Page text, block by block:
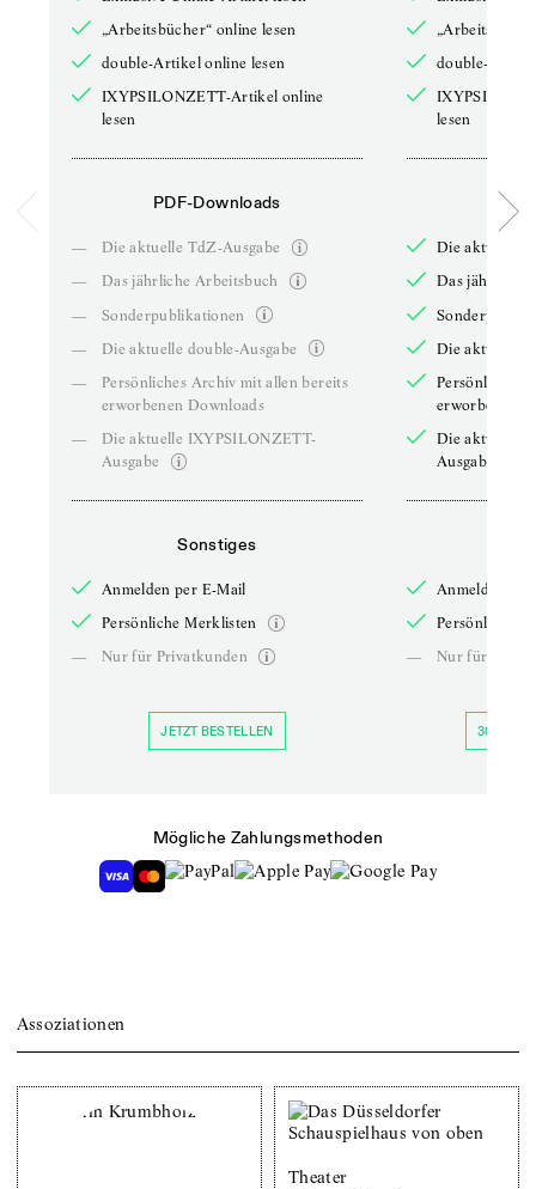
„Arbeitsbücher“ online lesen
double-Artikel online lesen
IXYPSILONZETT-Artikel online
lesen
PDF-Downloads
—
Die aktuelle TdZ-Ausgabe
—
Das jährliche Arbeitsbuch
—
Sonderpublikationen
—
Die aktuelle double-Ausgabe
—
Persönliches Archiv mit allen bereits
erworbenen Downloads
—
Die aktuelle IXYPSILONZETT-
Ausgabe
Sonstiges
Anmelden per E-Mail
Persönliche Merklisten
—
Nur für Privatkunden
JETZT BESTELLEN
double-
lesen
Die aktuelle
Das jährliche
Die aktuelle
Persönliches
erworbenen
Die aktuelle
Ausgabe
Anmelden
Persönliche
—
Nur für
30 TAGE
Mögliche Zahlungsmethoden
Assoziationen
Theater